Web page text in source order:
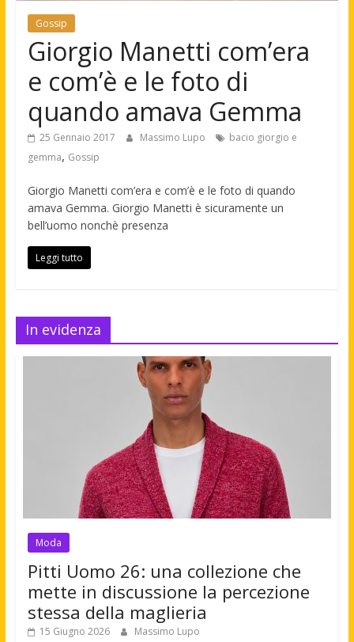
Gossip
Giorgio Manetti com’era
e com’è e le foto di
quando amava Gemma
25 Gennaio 2017 Massimo Lupo
bacio giorgio e
gemma, Gossip
Giorgio Manetti com’era e com’è e le foto di quando
amava Gemma. Giorgio Manetti è sicuramente un
bell’uomo nonchè presenza
Leggi tutto
In evidenza
Moda
Pitti Uomo 26: una collezione che
mette in discussione la percezione
stessa della maglieria
15 Giugno 2026 Massimo Lupo